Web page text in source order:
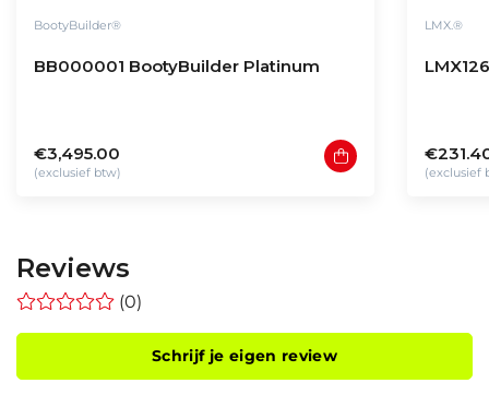
BootyBuilder®
BB000001 BootyBuilder Platinum
€3,495.00
(exclusief btw)
LMX.®
(exclusief
Reviews
(0)
Schrijf je eigen review